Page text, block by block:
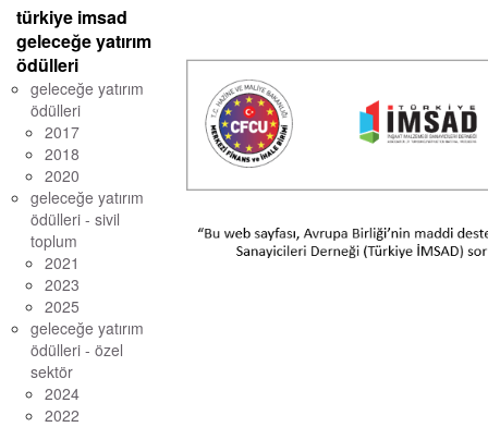
türkiye imsad
geleceğe yatırım
ödülleri
geleceğe yatırım
ödülleri
2017
2018
2020
geleceğe yatırım
ödülleri - sivil
toplum
2021
2023
2025
geleceğe yatırım
ödülleri - özel
sektör
2024
2022